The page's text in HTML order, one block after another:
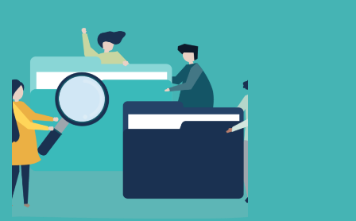
Beni Hatırla
Parolanızı mı unuttunuz?